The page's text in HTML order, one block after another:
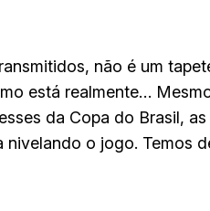
não é um
está realmente…
da Copa do Brasil,
o jogo. Temos